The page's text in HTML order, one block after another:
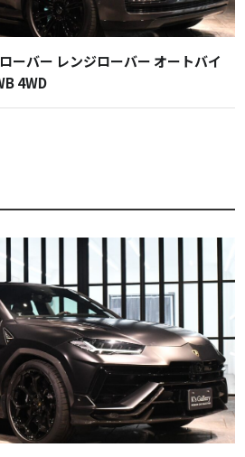
バー レンジローバー オートバイ
4WD